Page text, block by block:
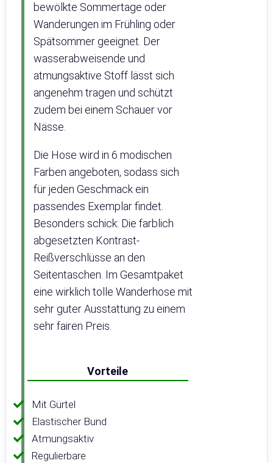
bewölkte Sommertage oder
Wanderungen im Frühling oder
Spätsommer geeignet. Der
wasserabweisende und
atmungsaktive Stoff lässt sich
angenehm tragen und schützt
zudem bei einem Schauer vor
Nässe.
Die Hose wird in 6 modischen
Farben angeboten, sodass sich
für jeden Geschmack ein
passendes Exemplar findet.
Besonders schick: Die farblich
abgesetzten Kontrast-
Reißverschlüsse an den
Seitentaschen. Im Gesamtpaket
eine wirklich tolle Wanderhose mit
sehr guter Ausstattung zu einem
sehr fairen Preis.
Vorteile
Mit Gürtel
Elastischer Bund
Atmungsaktiv
Regulierbare